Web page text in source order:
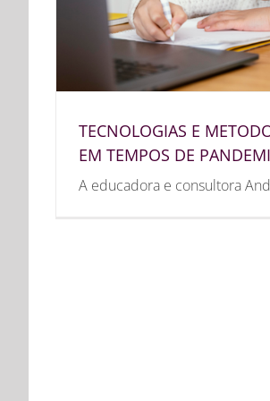
TECNOLOGIAS E
EM TEMPOS DE
A educadora e consultora